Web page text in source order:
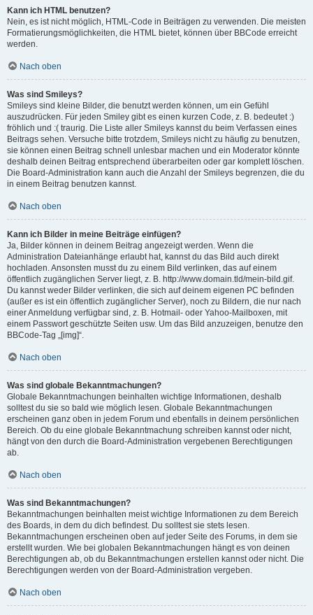
Kann ich HTML benutzen?
Nein, es ist nicht möglich, HTML-Code in Beiträgen zu verwenden. Die meisten
Formatierungsmöglichkeiten, die HTML bietet, können über BBCode erreicht
werden.
Nach oben
Was sind Smileys?
Smileys sind kleine Bilder, die benutzt werden können, um ein Gefühl
auszudrücken. Für jeden Smiley gibt es einen kurzen Code, z. B. bedeutet :)
fröhlich und :( traurig. Die Liste aller Smileys kannst du beim Verfassen eines
Beitrags sehen. Versuche bitte trotzdem, Smileys nicht zu häufig zu benutzen,
sie können einen Beitrag schnell unlesbar machen und ein Moderator könnte
deshalb deinen Beitrag entsprechend überarbeiten oder gar komplett löschen.
Die Board-Administration kann auch die Anzahl der Smileys begrenzen, die du
in einem Beitrag benutzen kannst.
Nach oben
Kann ich Bilder in meine Beiträge einfügen?
Ja, Bilder können in deinem Beitrag angezeigt werden. Wenn die
Administration Dateianhänge erlaubt hat, kannst du das Bild auch direkt
hochladen. Ansonsten musst du zu einem Bild verlinken, das auf einem
öffentlich zugänglichen Server liegt, z. B. http://www.domain.tld/mein-bild.gif.
Du kannst weder Bilder verlinken, die sich auf deinem eigenen PC befinden
(außer es ist ein öffentlich zugänglicher Server), noch zu Bildern, die nur nach
einer Anmeldung verfügbar sind, z. B. Hotmail- oder Yahoo-Mailboxen, mit
einem Passwort geschützte Seiten usw. Um das Bild anzuzeigen, benutze den
BBCode-Tag „[img]“.
Nach oben
Was sind globale Bekanntmachungen?
Globale Bekanntmachungen beinhalten wichtige Informationen, deshalb
solltest du sie so bald wie möglich lesen. Globale Bekanntmachungen
erscheinen ganz oben in jedem Forum und ebenfalls in deinem persönlichen
Bereich. Ob du eine globale Bekanntmachung schreiben kannst oder nicht,
hängt von den durch die Board-Administration vergebenen Berechtigungen
ab.
Nach oben
Was sind Bekanntmachungen?
Bekanntmachungen beinhalten meist wichtige Informationen zu dem Bereich
des Boards, in dem du dich befindest. Du solltest sie stets lesen.
Bekanntmachungen erscheinen oben auf jeder Seite des Forums, in dem sie
erstellt wurden. Wie bei globalen Bekanntmachungen hängt es von deinen
Berechtigungen ab, ob du Bekanntmachungen erstellen kannst oder nicht. Die
Berechtigungen werden von der Board-Administration vergeben.
Nach oben